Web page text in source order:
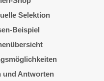
Selektion
Beispiel
und Antworten